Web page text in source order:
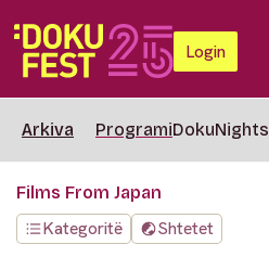
Login
Arkiva ProgramiDokuNights
Films From Japan
Kategoritë
Shtetet